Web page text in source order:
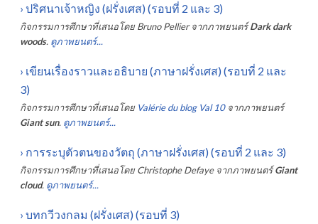
› ปริศนาเจ้าหญิง (ฝรั่งเศส) (รอบที่ 2 และ 3)
กิจกรรมการศึกษาที่เสนอโดย Bruno Pellier จากภาพยนตร์ Dark dark
woods. ดูภาพยนตร์...
› เขียนเรื่องราวและอธิบาย (ภาษาฝรั่งเศส) (รอบที่ 2 และ
3)
กิจกรรมการศึกษาที่เสนอโดย Valérie du blog Val 10 จากภาพยนตร์
Giant sun. ดูภาพยนตร์...
› การระบุตัวตนของวัตถุ (ภาษาฝรั่งเศส) (รอบที่ 2 และ 3)
กิจกรรมการศึกษาที่เสนอโดย Christophe Defaye จากภาพยนตร์ Giant
cloud. ดูภาพยนตร์...
› บทกวีวงกลม (ฝรั่งเศส) (รอบที่ 3)